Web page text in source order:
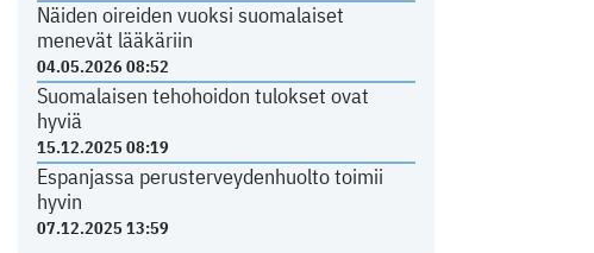
Näiden oireiden vuoksi suomalaiset
menevät lääkäriin
04.05.2026 08:52
Suomalaisen tehohoidon tulokset ovat
hyviä
15.12.2025 08:19
Espanjassa perusterveydenhuolto toimii
hyvin
07.12.2025 13:59